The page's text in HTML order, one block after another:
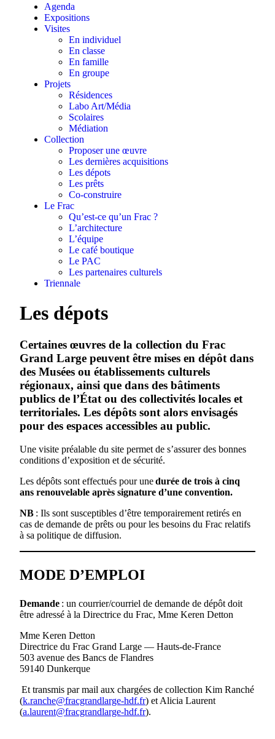
Agenda
Expositions
Visites
En individuel
En classe
En famille
En groupe
Projets
Résidences
Labo Art/Média
Scolaires
Médiation
Collection
Proposer une œuvre
Les dernières acquisitions
Les dépots
Les prêts
Co-construire
Le Frac
Qu’est-ce qu’un Frac ?
L’architecture
L’équipe
Le café boutique
Le PAC
Les partenaires culturels
Triennale
Les dépots
Certaines œuvres de la collection du Frac
Grand Large peuvent être mises en dépôt dans
des Musées ou établissements culturels
régionaux, ainsi que dans des bâtiments
publics de l’État ou des collectivités locales et
territoriales. Les dépôts sont alors envisagés
pour des espaces accessibles au public.
Une visite préalable du site permet de s’assurer des bonnes
conditions d’exposition et de sécurité.
Les dépôts sont effectués pour unedurée de trois à cinq
ans renouvelable après signature d’une convention.
NB : Ils sont susceptibles d’être temporairement retirés en
cas de demande de prêts ou pour les besoins du Frac relatifs
à sa politique de diffusion.
MODE D’EMPLOI
Demande : un courrier/courriel de demande de dépôt doit
être adressé à la Directrice du Frac, Mme Keren Detton
Mme Keren Detton
Directrice du Frac Grand Large — Hauts-de-France
503 avenue des Bancs de Flandres
59140 Dunkerque
Et transmis par mail aux chargées de collection Kim Ranché
(k.ranche@fracgrandlarge-hdf.fr) et Alicia Laurent
(a.laurent@fracgrandlarge-hdf.fr).